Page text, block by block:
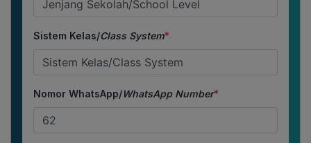
Sistem Kelas/Class System*
Nomor WhatsApp/WhatsApp Number*